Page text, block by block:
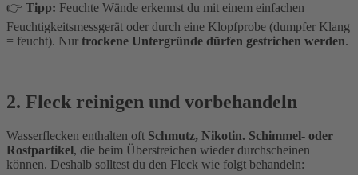
👉 Tipp: Feuchte Wände erkennst du mit einem einfachen
Feuchtigkeitsmessgerät oder durch eine Klopfprobe (dumpfer Klang
= feucht). Nur trockene Untergründe dürfen gestrichen werden.
2. Fleck reinigen und vorbehandeln
Wasserflecken enthalten oft Schmutz, Nikotin. Schimmel- oder
Rostpartikel, die beim Überstreichen wieder durchscheinen
können. Deshalb solltest du den Fleck wie folgt behandeln: